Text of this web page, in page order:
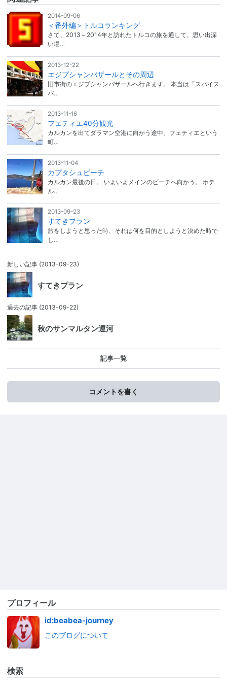
2014-09-06
＜番外編＞トルコランキング
さて、2013～2014年と訪れたトルコの旅を通して、思い出深
い場…
2013-12-22
エジプシャンバザールとその周辺
旧市街のエジプシャンバザールへ行きます。 本当は「スパイス
バ…
2013-11-16
フェティエ40分観光
カルカンを出てダラマン空港に向かう途中、フェティエという
町…
2013-11-04
カプタシュビーチ
カルカン最後の日。 いよいよメインのビーチへ向かう。 ホテ
ル…
2013-09-23
すてきプラン
旅をしようと思った時、それは何を目的としようと決めた時で
し…
新しい記事 (2013-09-23)
すてきプラン
過去の記事 (2013-09-22)
秋のサンマルタン運河
記事一覧
コメントを書く
プロフィール
id:beabea-journey
このブログについて
検索